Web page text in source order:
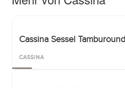
Cassina Sessel
CASSINA